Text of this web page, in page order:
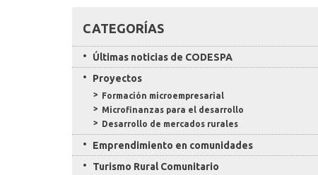
CATEGORÍAS
Últimas noticias de CODESPA
Proyectos
Formación microempresarial
Microfinanzas para el desarrollo
Desarrollo de mercados rurales
Emprendimiento en comunidades
Turismo Rural Comunitario